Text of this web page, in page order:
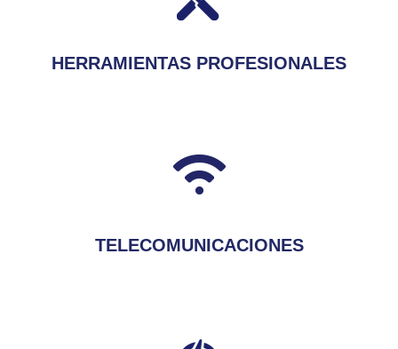
HERRAMIENTAS PROFESIONALES
TELECOMUNICACIONES